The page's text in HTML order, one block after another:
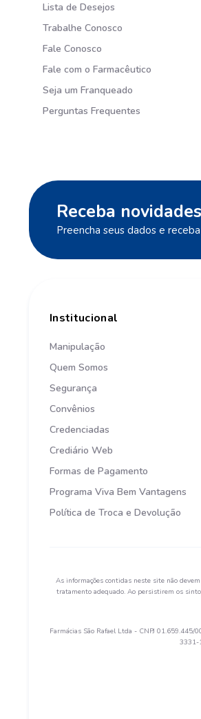
Lista de Desejos
Trabalhe Conosco
Fale Conosco
Fale com o Farmacêutico
Seja um Franqueado
Perguntas Frequentes
Receba novidades
Preencha seus dados e
Institucional
Manipulação
Quem Somos
Segurança
Convênios
Credenciadas
Crediário Web
Formas de Pagamento
Programa Viva Bem Vantagens
Política de Troca e Devolução
As informações contidas neste site não
tratamento adequado. Ao persistirem os
Farmácias São Rafael Ltda - CNPJ
3331-